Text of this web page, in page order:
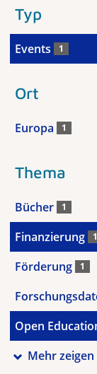
Typ
Events 1
Ort
Europa 1
Thema
Bücher 1
Finanzierung 1
Förderung 1
Open
Mehr zeigen